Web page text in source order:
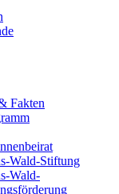
Fakten
Wald-Stiftung
Wald-